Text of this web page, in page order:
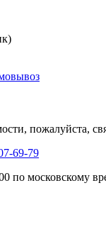
пожалуйста,
69-79
по московскому